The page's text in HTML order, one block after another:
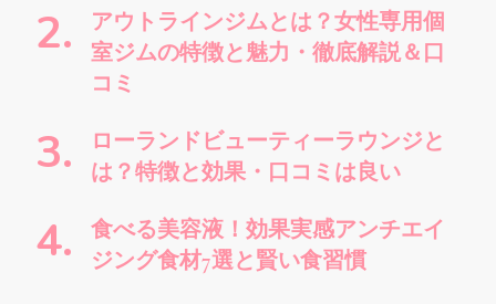
?
アウトラインジムとは？女性専用個
室ジムの特徴と魅力・徹底解説＆口
コミ
ローランドビューティーラウンジと
は？特徴と効果・口コミは良い
食べる美容液！効果実感アンチエイ
ジング食材7選と賢い食習慣